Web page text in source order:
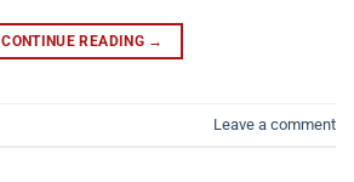
CONTINUE READING →
Leave a comment